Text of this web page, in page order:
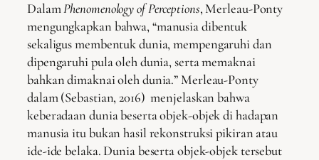
DalamPhenomenology of Perceptions, Merleau-Ponty
mengungkapkan bahwa, “manusia dibentuk
sekaligus membentuk dunia, mempengaruhi dan
dipengaruhi pula oleh dunia, serta memaknai
bahkan dimaknai oleh dunia.” Merleau-Ponty
dalam (Sebastian, 2016) menjelaskan bahwa
keberadaan dunia beserta objek-objek di hadapan
manusia itu bukan hasil rekonstruksi pikiran atau
ide-ide belaka. Dunia beserta objek-objek tersebut